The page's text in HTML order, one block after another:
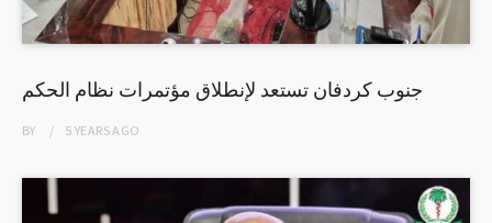
جنوب كردفان تستعد لإنطلاق مؤتمرات نظام الحكم
BY 5 YEARSAGO